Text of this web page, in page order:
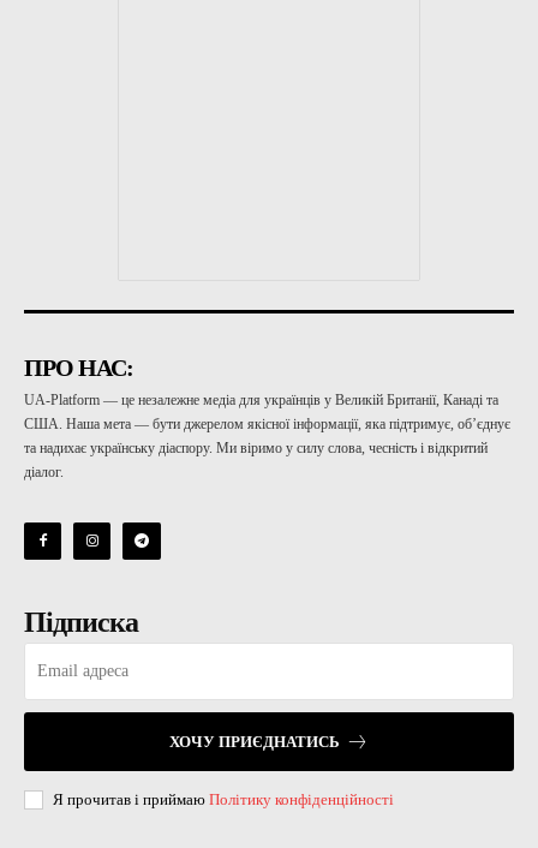
ПРО НАС:
UA-Platform — це незалежне медіа для українців у Великій Британії, Канаді та
США. Наша мета — бути джерелом якісної інформації, яка підтримує, об’єднує
та надихає українську діаспору. Ми віримо у силу слова, чесність і відкритий
діалог.
Підписка
ХОЧУ ПРИЄДНАТИСЬ
Я прочитав і приймаю Політику конфіденційності